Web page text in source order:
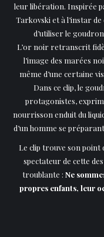
leur libération. Inspirée
Tarkovski et à l’instar de
d’utiliser le
L’or noir retranscrit
l’image des marées
même d’une certaine
Dans ce clip, le
protagonistes,
nourrisson enduit du
d’un homme se
Le clip trouve son point
spectateur de cette
troublante : Ne
propres enfants, leur